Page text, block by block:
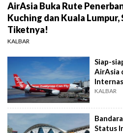
AirAsia Buka Rute
Kuching dan Kuala Lumpur,
Tiketnya!
KALBAR
Siap-
AirAsia
Ini!
KALBAR
Status